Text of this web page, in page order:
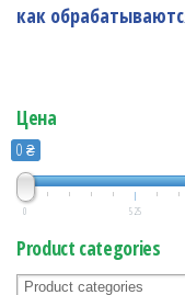
как
Цена
0 ₴
0 525
Product categories